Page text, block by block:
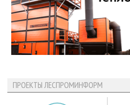
ПРОЕКТЫ ЛЕСПРОМИНФОРМ